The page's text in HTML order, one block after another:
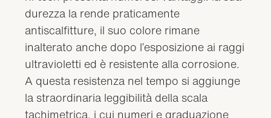
durezza la rende praticamente
antiscalfitture, il suo colore rimane
inalterato anche dopo l’esposizione ai raggi
ultravioletti ed è resistente alla corrosione.
A questa resistenza nel tempo si aggiunge
la straordinaria leggibilità della scala
tachimetrica, i cui numeri e graduazione